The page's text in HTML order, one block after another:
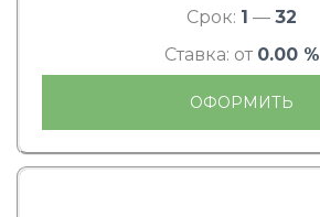
Срок: 1 — 32
Ставка: от 0.00 %
ОФОРМИТЬ